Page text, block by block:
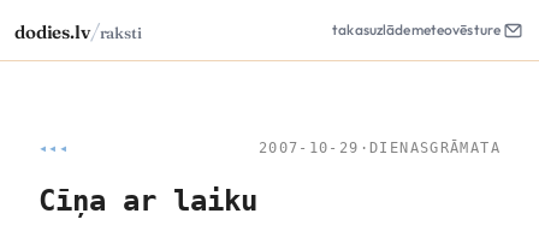
dodies.lv/raksti takasuzlādemeteovēsture
◂◂◂ 2007-10-29 · DIENASGRĀMATA
Cīņa ar laiku